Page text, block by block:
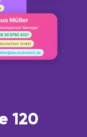
120